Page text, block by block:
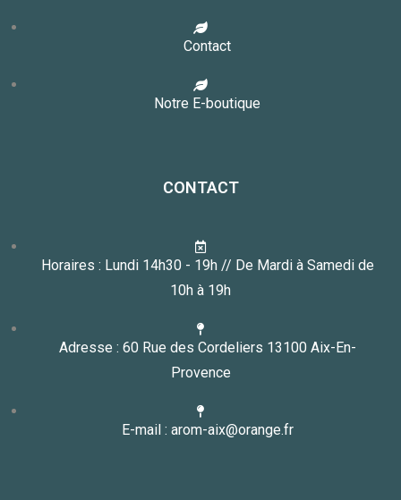
Contact
Notre E-boutique
CONTACT
Horaires : Lundi 14h30 - 19h // De Mardi à Samedi de
10h à 19h
Adresse : 60 Rue des Cordeliers 13100 Aix-En-
Provence
E-mail : arom-aix@orange.fr